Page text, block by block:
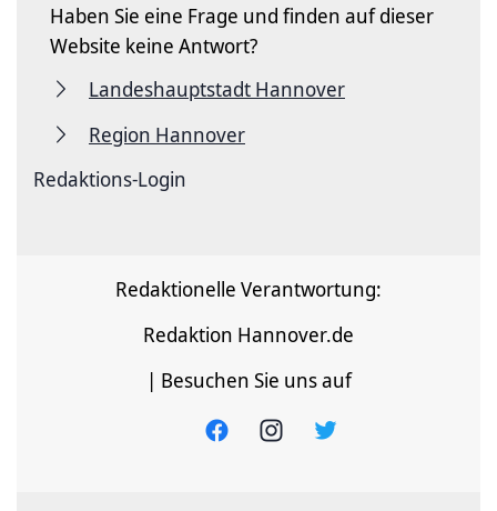
Haben Sie eine Frage und finden auf dieser
Website keine Antwort?
Landeshauptstadt Hannover
Region Hannover
Redaktions-Login
Redaktionelle Verantwortung:
Redaktion Hannover.de
| Besuchen Sie uns auf